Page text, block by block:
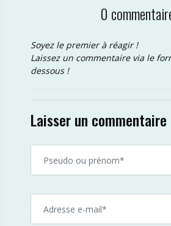
0
Soyez le premier à réagir !
Laissez un commentaire via le
dessous !
Laisser un commentaire